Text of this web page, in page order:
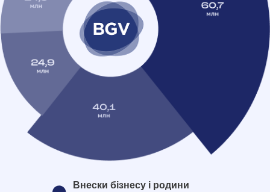
Внески бізнесу і родини